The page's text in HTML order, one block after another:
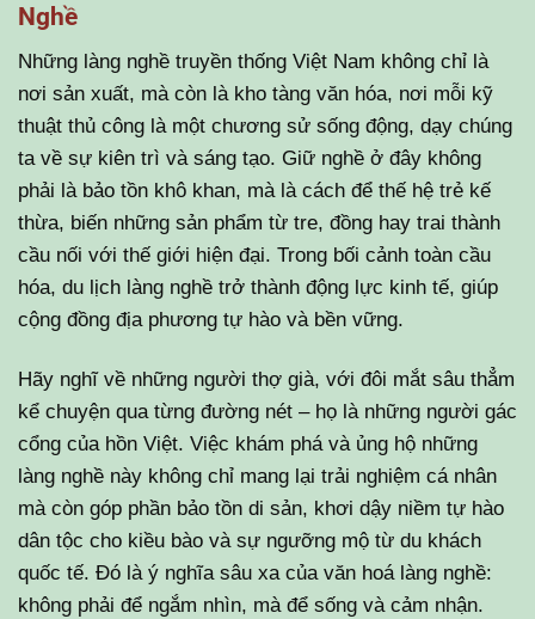
Nghề
Những làng nghề truyền thống Việt Nam không chỉ là
nơi sản xuất, mà còn là kho tàng văn hóa, nơi mỗi kỹ
thuật thủ công là một chương sử sống động, dạy chúng
ta về sự kiên trì và sáng tạo. Giữ nghề ở đây không
phải là bảo tồn khô khan, mà là cách để thế hệ trẻ kế
thừa, biến những sản phẩm từ tre, đồng hay trai thành
cầu nối với thế giới hiện đại. Trong bối cảnh toàn cầu
hóa, du lịch làng nghề trở thành động lực kinh tế, giúp
cộng đồng địa phương tự hào và bền vững.
Hãy nghĩ về những người thợ già, với đôi mắt sâu thẳm
kể chuyện qua từng đường nét – họ là những người gác
cổng của hồn Việt. Việc khám phá và ủng hộ những
làng nghề này không chỉ mang lại trải nghiệm cá nhân
mà còn góp phần bảo tồn di sản, khơi dậy niềm tự hào
dân tộc cho kiều bào và sự ngưỡng mộ từ du khách
quốc tế. Đó là ý nghĩa sâu xa của văn hoá làng nghề:
không phải để ngắm nhìn, mà để sống và cảm nhận.